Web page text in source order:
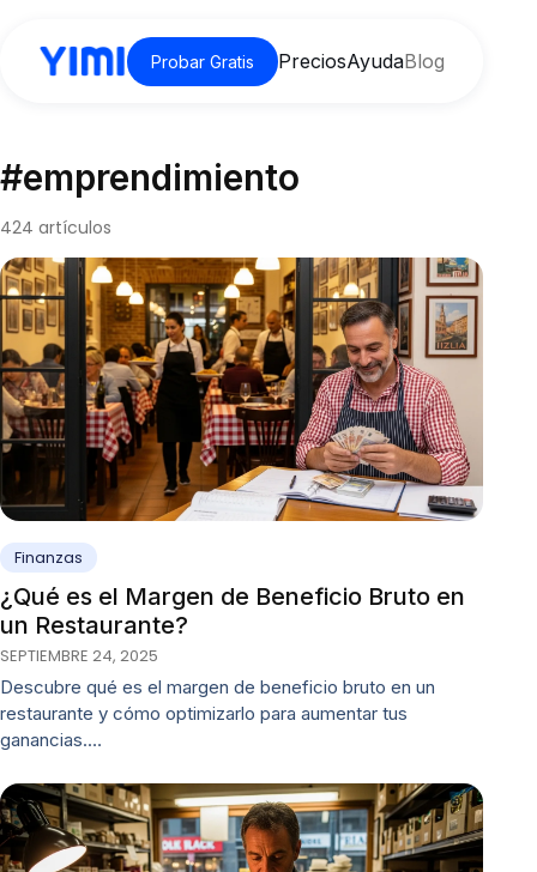
Probar Gratis PreciosAyudaBlog
#emprendimiento
424 artículos
Finanzas
¿Qué es el Margen de Beneficio Bruto en
un Restaurante?
SEPTIEMBRE 24, 2025
Descubre qué es el margen de beneficio bruto en un
restaurante y cómo optimizarlo para aumentar tus
ganancias.…